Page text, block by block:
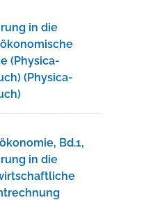
in die
(Physica-
(Physica-
Bd.1,
in die